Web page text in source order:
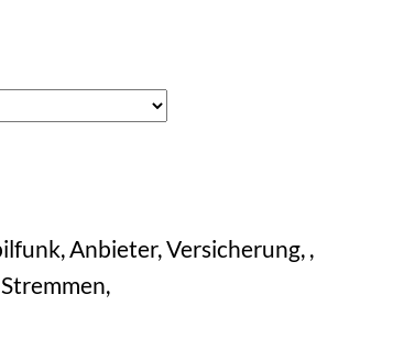
Anbieter, Versicherung, ,